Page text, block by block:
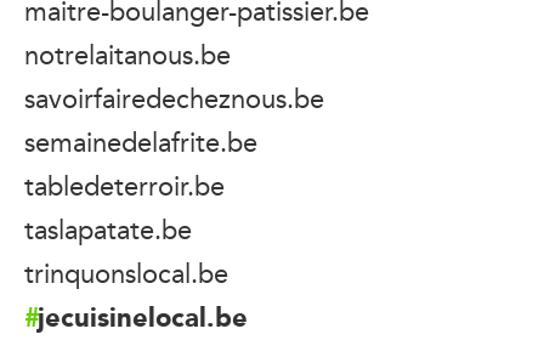
maitre-boulanger-patissier.be
notrelaitanous.be
savoirfairedecheznous.be
semainedelafrite.be
tabledeterroir.be
taslapatate.be
trinquonslocal.be
jecuisinelocal.be